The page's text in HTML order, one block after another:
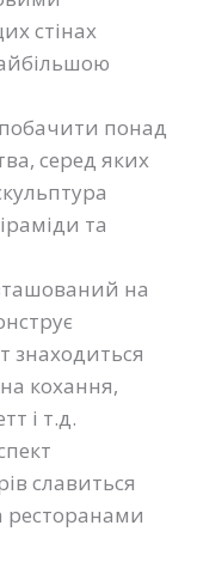
стінах
понад
серед яких
та
на
знаходиться
кохання,
і т.д.
славиться
ресторанами